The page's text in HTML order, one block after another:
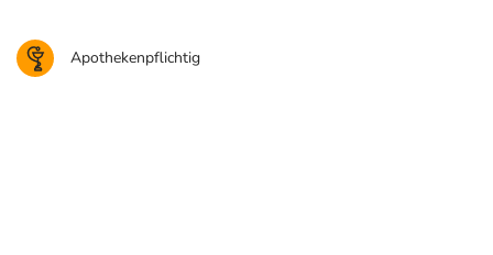
Apothekenpflichtig